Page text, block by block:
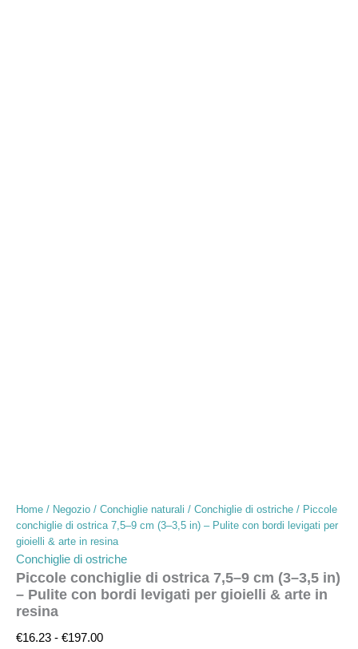
Home / Negozio / Conchiglie naturali / Conchiglie di ostriche / Piccole
conchiglie di ostrica 7,5–9 cm (3–3,5 in) – Pulite con bordi levigati per
gioielli & arte in resina
Conchiglie di ostriche
Piccole conchiglie di ostrica 7,5–9 cm (3–3,5 in)
– Pulite con bordi levigati per gioielli & arte in
resina
€16.23 - €197.00